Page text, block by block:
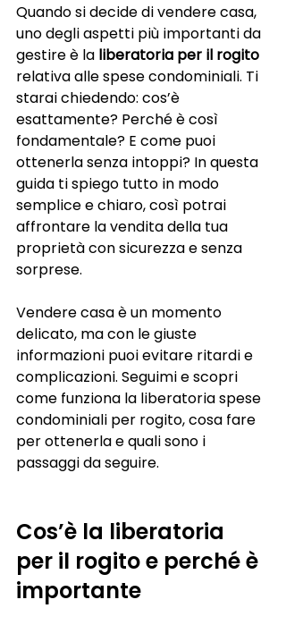
Quando si decide di vendere casa,
uno degli aspetti più importanti da
gestire è la liberatoria per il rogito
relativa alle spese condominiali. Ti
starai chiedendo: cos’è
esattamente? Perché è così
fondamentale? E come puoi
ottenerla senza intoppi? In questa
guida ti spiego tutto in modo
semplice e chiaro, così potrai
affrontare la vendita della tua
proprietà con sicurezza e senza
sorprese.
Vendere casa è un momento
delicato, ma con le giuste
informazioni puoi evitare ritardi e
complicazioni. Seguimi e scopri
come funziona la liberatoria spese
condominiali per rogito, cosa fare
per ottenerla e quali sono i
passaggi da seguire.
Cos’è la liberatoria
per il rogito e perché è
importante